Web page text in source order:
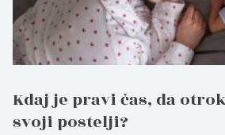
Kdaj je pravi čas, da
svoji postelji?